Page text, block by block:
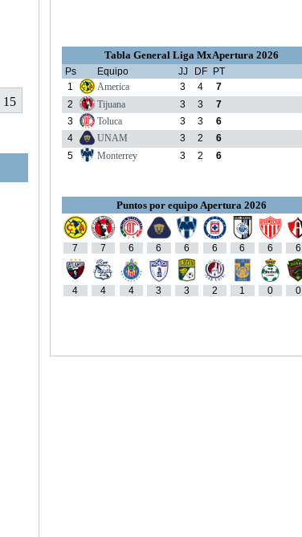
15
Tabla General Liga MxApertura 2026
Ps Equipo JJ DF PT
1
America 3 4
7
2
Tijuana 3 3
7
3
Toluca 3 3
6
4
UNAM 3 2
6
5
Monterrey 3 2 6
Puntos por equipo Apertura 2026
7 7 6 6 6 6 6 6 6
4 4 4 3 3 2 1 0 0